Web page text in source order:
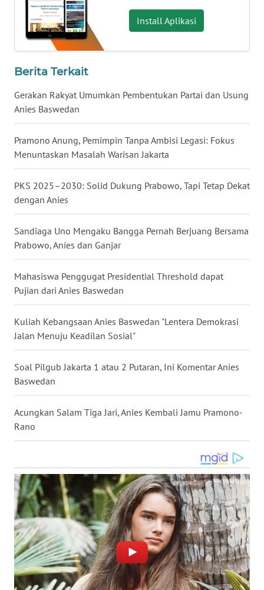
Install Aplikasi
Berita Terkait
Gerakan Rakyat Umumkan Pembentukan Partai dan Usung
Anies Baswedan
Pramono Anung, Pemimpin Tanpa Ambisi Legasi: Fokus
Menuntaskan Masalah Warisan Jakarta
PKS 2025–2030: Solid Dukung Prabowo, Tapi Tetap Dekat
dengan Anies
Sandiaga Uno Mengaku Bangga Pernah Berjuang Bersama
Prabowo, Anies dan Ganjar
Mahasiswa Penggugat Presidential Threshold dapat
Pujian dari Anies Baswedan
Kuliah Kebangsaan Anies Baswedan "Lentera Demokrasi
Jalan Menuju Keadilan Sosial"
Soal Pilgub Jakarta 1 atau 2 Putaran, Ini Komentar Anies
Baswedan
Acungkan Salam Tiga Jari, Anies Kembali Jamu Pramono-
Rano
WN
BABEL
SUMBAR
WN
BENGKULU
WN
LAMPUNG
WN
JATENG
WN
NUSANTARA
WN
JOGJA
WN
JATIM
WN
KALBAR
WN
KALTENG
WN
KALTARA
WN